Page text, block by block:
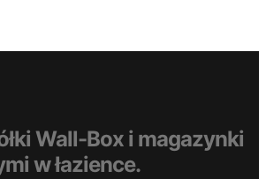
Wall-Box i magazynki
w łazience.